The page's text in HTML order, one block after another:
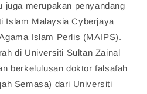
juga merupakan penyandang
Islam Malaysia Cyberjaya
Islam Perlis (MAIPS).
di Universiti Sultan Zainal
berkelulusan doktor falsafah
Semasa) dari Universiti